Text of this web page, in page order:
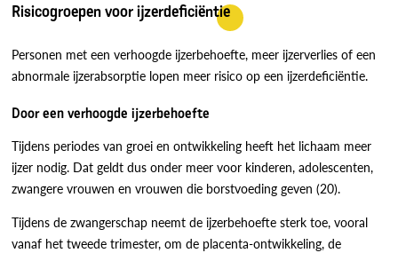
Risicogroepen voor ijzerdeficiëntie
Personen met een verhoogde ijzerbehoefte, meer ijzerverlies of een
abnormale ijzerabsorptie lopen meer risico op een ijzerdeficiëntie.
Door een verhoogde ijzerbehoefte
Tijdens periodes van groei en ontwikkeling heeft het lichaam meer
ijzer nodig. Dat geldt dus onder meer voor kinderen, adolescenten,
zwangere vrouwen en vrouwen die borstvoeding geven (20).
Tijdens de zwangerschap neemt de ijzerbehoefte sterk toe, vooral
vanaf het tweede trimester, om de placenta-ontwikkeling, de